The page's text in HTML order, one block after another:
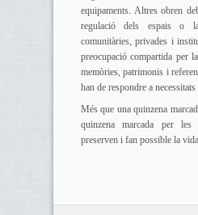
equipaments. Altres obren
regulació dels espais o
comunitàries, privades i
preocupació compartida per
memòries, patrimonis i
han de respondre a necessitats
Més que una quinzena
quinzena marcada per les
preserven i fan possible la